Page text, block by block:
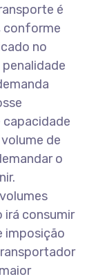
é
conforme
no
capacidade
de
o
irá consumir
imposição